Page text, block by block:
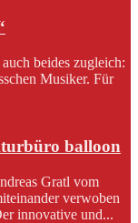
beides zugleich:
Musiker. Für
balloon
Gratl vom
verwoben
innovative und...